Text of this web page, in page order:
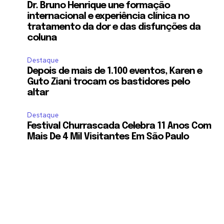
Dr. Bruno Henrique une formação
internacional e experiência clínica no
tratamento da dor e das disfunções da
coluna
Destaque
Depois de mais de 1.100 eventos, Karen e
Guto Ziani trocam os bastidores pelo
altar
Destaque
Festival Churrascada Celebra 11 Anos Com
Mais De 4 Mil Visitantes Em São Paulo